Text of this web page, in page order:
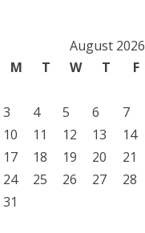
August 2026
M
T W T F
3
4 5 6 7
10
11 12 13 14
17
18 19 20 21
24
25 26 27 28
31